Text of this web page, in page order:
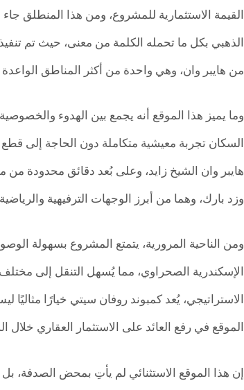
القيمة الاستثمارية للمشروع، ومن هذا المنطلق
الذهبي بكل ما تحمله الكلمة من معنى، حيث تم
من هايبر وان، وهي واحدة من أكثر المناطق
وما يميز هذا الموقع أنه يجمع بين الهدوء
السكان تجربة معيشية متكاملة دون الحاجة إلى
هايبر وان الشيخ زايد، وعلى بُعد دقائق محدودة من
وزد بارك، وهما من أبرز الوجهات الترفيهية
الإسكندرية الصحراوي، مما يُسهل التنقل إلى مختلف
الاستراتيجي، يُعد كمبوند روفان سيتي خيارًا
الموقع في رفع العائد على الاستثمار العقاري خلال
إن هذا الموقع الاستثنائي لم يأتِ بمحض الصدفة،